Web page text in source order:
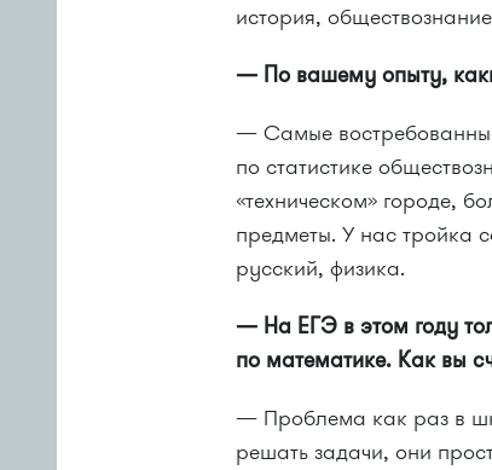
история,
— По вашему опыту,
— Самые
по статистике
«техническом» городе,
предметы. У нас тройка
русский, физика.
— На ЕГЭ в этом году
по математике. Как вы
— Проблема как раз в
решать задачи, они